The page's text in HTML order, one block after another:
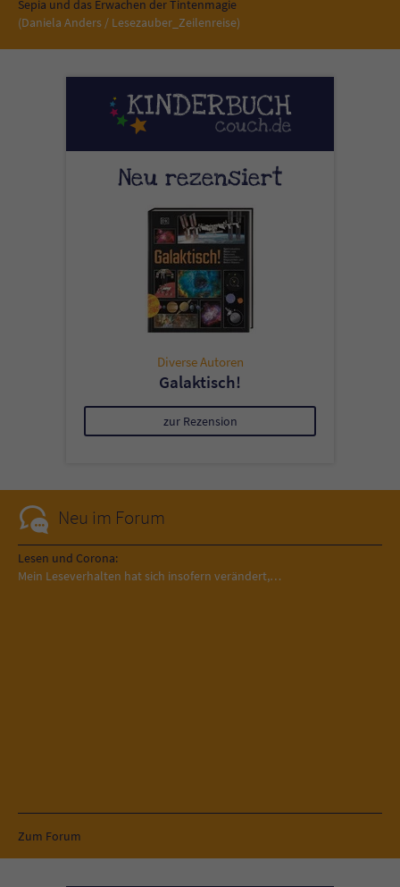
Sepia und das Erwachen der Tintenmagie
(Daniela Anders / Lesezauber_Zeilenreise)
Neu rezensiert
Diverse Autoren
Galaktisch!
zur Rezension
Neu im Forum
Lesen und Corona:
Mein Leseverhalten hat sich insofern verändert,…
Zum Forum
Sicherheitscode des Kontaktformulars zu
überprüfen.